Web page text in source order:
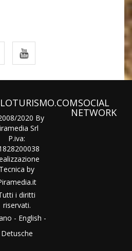
2020 By
Srl
P.iva:
Tecnica by
.it
i diritti
riservati.
- English -
Detusche
SOCIAL
NETWORK